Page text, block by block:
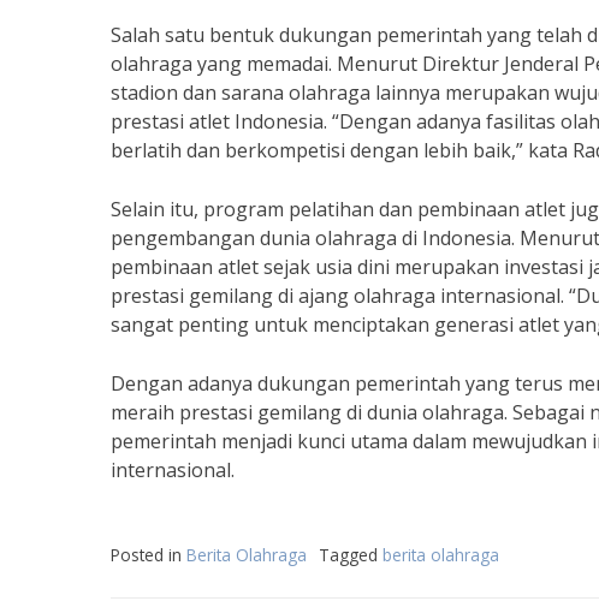
Salah satu bentuk dukungan pemerintah yang
olahraga yang memadai. Menurut Direktur Jenderal
stadion dan sarana olahraga lainnya merupakan
prestasi atlet Indonesia. “Dengan adanya fasilitas
berlatih dan berkompetisi dengan lebih baik,” kata
Selain itu, program pelatihan dan pembinaan atlet
pengembangan dunia olahraga di Indonesia.
pembinaan atlet sejak usia dini merupakan investasi
prestasi gemilang di ajang olahraga internasional.
sangat penting untuk menciptakan generasi atlet
Dengan adanya dukungan pemerintah yang terus
meraih prestasi gemilang di dunia olahraga.
pemerintah menjadi kunci utama dalam
internasional.
Posted in Berita Olahraga Tagged berita olahraga